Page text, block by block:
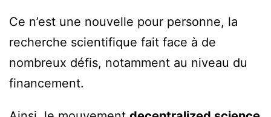
Ce n’est une nouvelle pour personne, la
recherche scientifique fait face à de
nombreux défis, notamment au niveau du
financement.